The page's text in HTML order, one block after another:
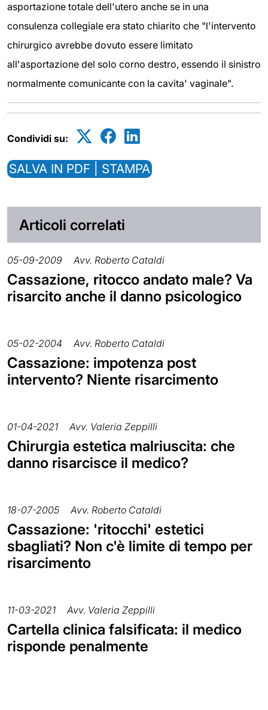
asportazione totale dell'utero anche se in una
consulenza collegiale era stato chiarito che "l'intervento
chirurgico avrebbe dovuto essere limitato
all'asportazione del solo corno destro, essendo il sinistro
normalmente comunicante con la cavita' vaginale".
Condividi su:
SALVA IN PDF | STAMPA
Articoli correlati
05-09-2009 Avv. Roberto Cataldi
Cassazione, ritocco andato male? Va
risarcito anche il danno psicologico
05-02-2004 Avv. Roberto Cataldi
Cassazione: impotenza post
intervento? Niente risarcimento
01-04-2021 Avv. Valeria Zeppilli
Chirurgia estetica malriuscita: che
danno risarcisce il medico?
18-07-2005 Avv. Roberto Cataldi
Cassazione: 'ritocchi' estetici
sbagliati? Non c'è limite di tempo per
risarcimento
11-03-2021 Avv. Valeria Zeppilli
Cartella clinica falsificata: il medico
risponde penalmente